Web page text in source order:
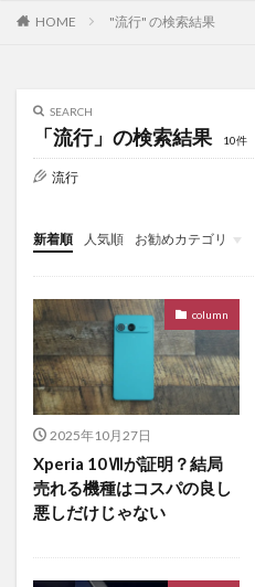
HOME "流行" の検索結果
SEARCH
「流行」の検索結果 10件
流行
新着順 人気順 お勧めカテゴリ
未分類
column
2025年10月27日
Xperia 10Ⅶが証明？結局
売れる機種はコスパの良し
悪しだけじゃない